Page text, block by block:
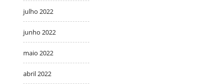
julho 2022
junho 2022
maio 2022
abril 2022